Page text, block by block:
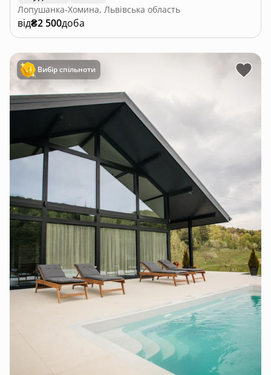
Лопушанка-Хомина, Львівська область
від₴2 500доба
Вибір спільноти